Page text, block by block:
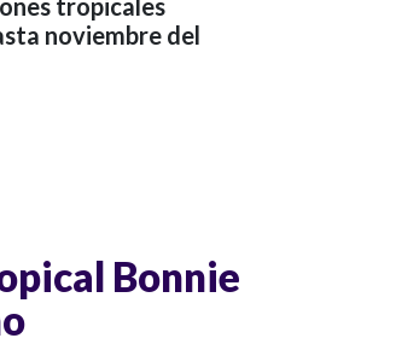
tropicales
noviembre del
Bonnie